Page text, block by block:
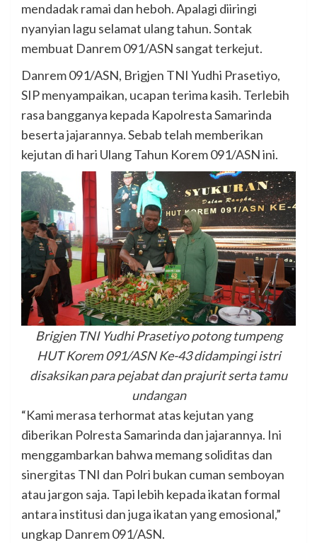
mendadak ramai dan heboh. Apalagi diiringi
nyanyian lagu selamat ulang tahun. Sontak
membuat Danrem 091/ASN sangat terkejut.
Danrem 091/ASN, Brigjen TNI Yudhi Prasetiyo,
SIP menyampaikan, ucapan terima kasih. Terlebih
rasa bangganya kepada Kapolresta Samarinda
beserta jajarannya. Sebab telah memberikan
kejutan di hari Ulang Tahun Korem 091/ASN ini.
Brigjen TNI Yudhi Prasetiyo potong tumpeng
HUT Korem 091/ASN Ke-43 didampingi istri
disaksikan para pejabat dan prajurit serta tamu
undangan
“Kami merasa terhormat atas kejutan yang
diberikan Polresta Samarinda dan jajarannya. Ini
menggambarkan bahwa memang soliditas dan
sinergitas TNI dan Polri bukan cuman semboyan
atau jargon saja. Tapi lebih kepada ikatan formal
antara institusi dan juga ikatan yang emosional,”
ungkap Danrem 091/ASN.